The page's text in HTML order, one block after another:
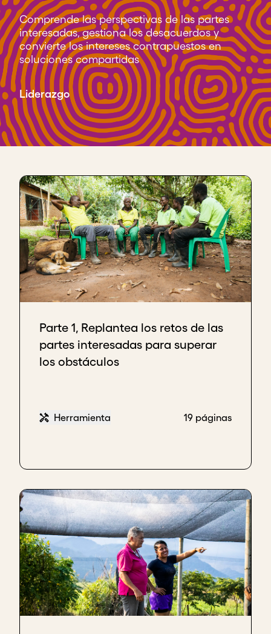
Comprende las perspectivas de las partes
interesadas, gestiona los desacuerdos y
convierte los intereses contrapuestos en
soluciones compartidas
Liderazgo
Parte 1, Replantea los retos de las
partes interesadas para superar
los obstáculos
Herramienta 19 páginas